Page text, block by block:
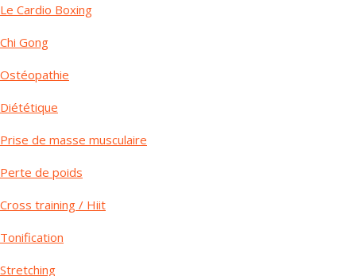
Le Cardio Boxing
Chi Gong
Ostéopathie
Diététique
Prise de masse musculaire
Perte de poids
Cross training / Hiit
Tonification
Stretching